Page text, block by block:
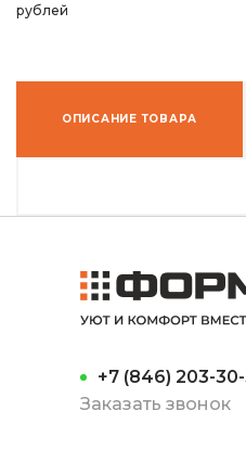
рублей
ОПИСАНИЕ ТОВАРА
+7 (846) 203-
Заказать звонок